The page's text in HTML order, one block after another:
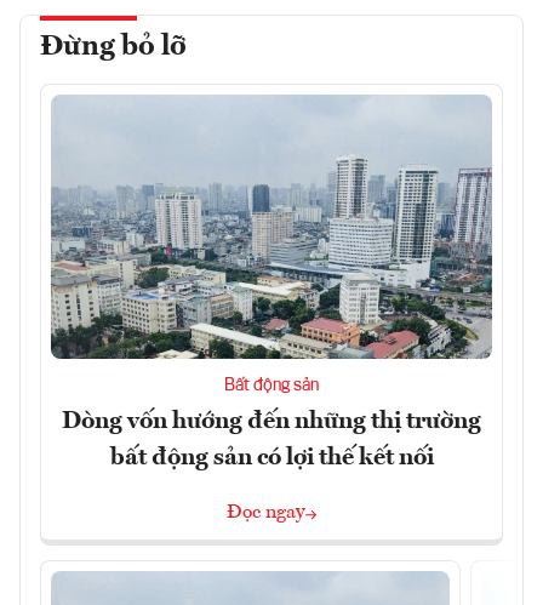
Đừng bỏ lỡ
Bất động sản
Dòng vốn hướng đến những thị trường
bất động sản có lợi thế kết nối
Đọc ngay